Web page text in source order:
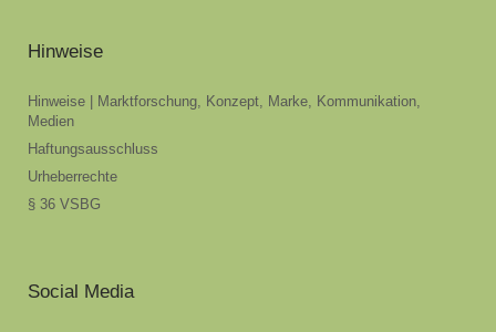
Hinweise
Hinweise | Marktforschung, Konzept, Marke, Kommunikation,
Medien
Haftungsausschluss
Urheberrechte
§ 36 VSBG
Social Media